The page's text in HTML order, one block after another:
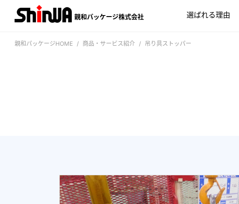
親和パッケージ株式会社 選ばれる理由
親和パッケージHOME 商品・サービス紹介 吊り具ストッパー